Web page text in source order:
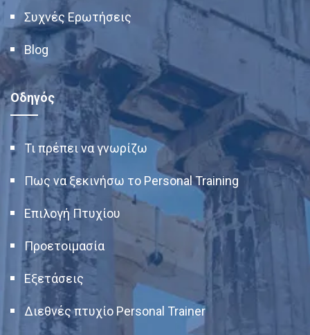
Συχνές Ερωτήσεις
Blog
Οδηγός
Τι πρέπει να γνωρίζω
Πως να ξεκινήσω το Personal Training
Επιλογή Πτυχίου
Προετοιμασία
Εξετάσεις
Διεθνές πτυχίο Personal Trainer